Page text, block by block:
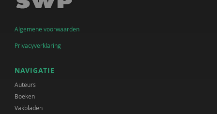
Algemene voorwaarden
Privacyverklaring
NAVIGATIE
Auteurs
Boeken
Vakbladen